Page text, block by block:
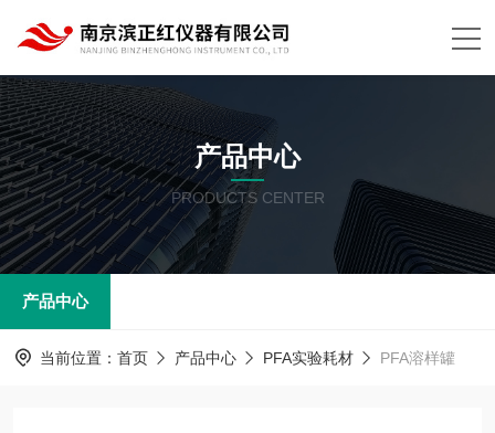
产品中心
PRODUCTS CENTER
产品中心
当前位置： 首页 产品中心 PFA实验耗材 PFA溶样罐